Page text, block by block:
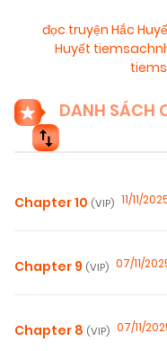
đọc truyện Hắc
Huyết
DANH SÁCH
Chapter 10 (VIP) 11/11/
Chapter 9 (VIP) 07/11/
Chapter 8 (VIP) 07/11/